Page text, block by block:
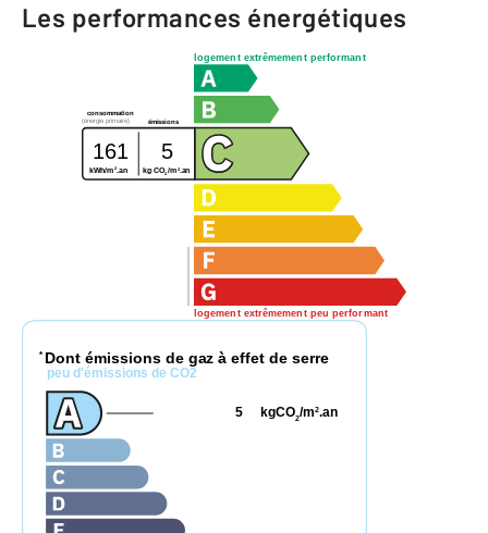
Les performances énergétiques
logement extrêmement performant
logement extrêmement peu performant
consommation
émissions
(énergie primaire)
161 5
kWh/m 2 .an kg CO2/m2.an
* Dont émissions de gaz à effet de serre
peu d'émissions de CO2
kgCO2/m2.an
5